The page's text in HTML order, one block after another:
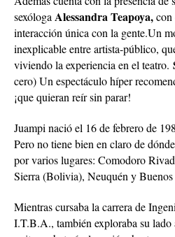
sexóloga Alessandra Teapoya,con
interacción única con la gente.Un
inexplicable entre artista-público,
viviendo la experiencia en el teatro.
cero) Un espectáculo híper
¡que quieran reír sin parar!
Juampi nació el 16 de febrero de
Pero no tiene bien en claro de
por varios lugares: Comodoro
Sierra (Bolivia), Neuquén y
Mientras cursaba la carrera de
I.T.B.A., también exploraba su